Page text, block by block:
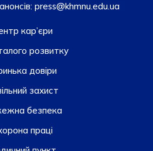
press@khmnu.edu.ua
кар’єри
розвитку
довiри
захист
безпека
праці